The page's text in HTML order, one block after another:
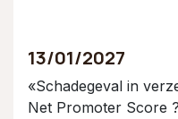
13/01/2027
«Schadegeval in
Net Promoter Score